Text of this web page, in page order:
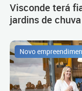
Visconde terá
jardins de chuva
Novo